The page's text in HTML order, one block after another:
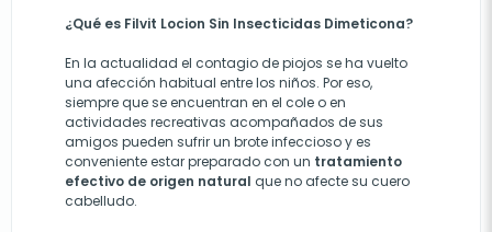
¿Qué es Filvit Locion Sin Insecticidas Dimeticona?
En la actualidad el contagio de piojos se ha vuelto
una afección habitual entre los niños. Por eso,
siempre que se encuentran en el cole o en
actividades recreativas acompañados de sus
amigos pueden sufrir un brote infeccioso y es
conveniente estar preparado con un tratamiento
efectivo de origen natural que no afecte su cuero
cabelludo.